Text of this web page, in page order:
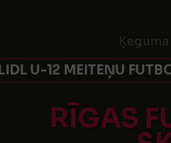
LIDL U-12 MEITEŅU
RĪGAS